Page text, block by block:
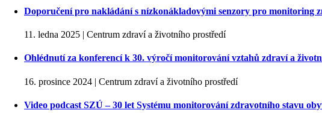
Doporučení pro nakládání s nízkonákladovými senzory pro monitoring
11. ledna 2025 | Centrum zdraví a životního prostředí
Ohlédnutí za konferencí k 30. výročí monitorování vztahů zdraví a
16. prosince 2024 | Centrum zdraví a životního prostředí
Video podcast SZÚ – 30 let Systému monitorování zdravotního stavu